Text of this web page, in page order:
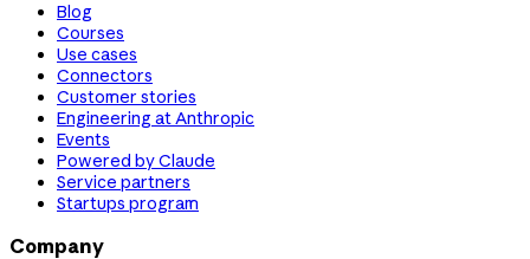
Blog
Courses
Use cases
Connectors
Customer stories
Engineering at Anthropic
Events
Powered by Claude
Service partners
Startups program
Company